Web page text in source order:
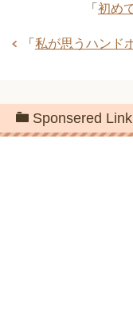
「 初め
「 私が思うハンド
Sponsered Link